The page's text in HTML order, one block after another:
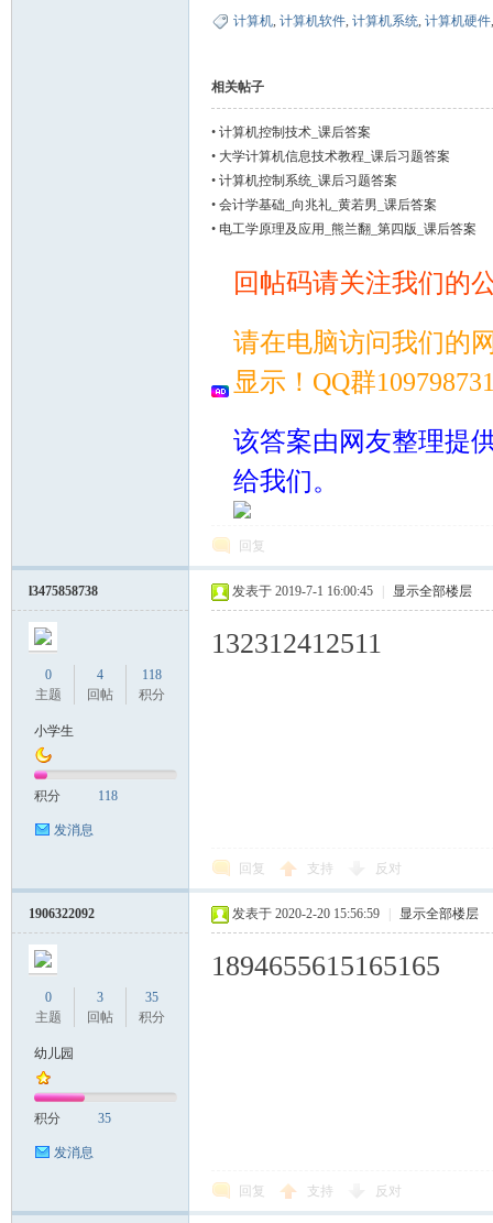
计算机, 计算机软件, 计算机系统, 计算机硬件
相关帖子
• 计算机控制技术_课后答案
• 大学计算机信息技术教程_课后习题答案
• 计算机控制系统_课后习题答案
• 会计学基础_向兆礼_黄若男_课后答案
• 电工学原理及应用_熊兰翻_第四版_课后答案
回帖码请关注我们的
请在电脑访问我们的
显示！QQ群
该答案由网友整理提
给我们。
回复
l3475858738
0
主题
4
回帖
118
积分
小学生
积分 118
发消息
发表于 2019-7-1 16:00:45 显示全部楼层
132312412511
回复 支持 反对
1906322092
0
主题
3
回帖
35
积分
幼儿园
积分 35
发消息
发表于 2020-2-20 15:56:59 显示全部楼层
1894655615165165
回复 支持 反对